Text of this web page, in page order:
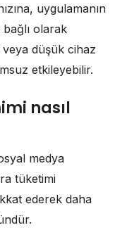
uygulamanın
olarak
düşük cihaz
etkileyebilir.
nasıl
medya
tüketimi
ederek daha